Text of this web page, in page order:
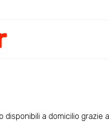
a domicilio grazie